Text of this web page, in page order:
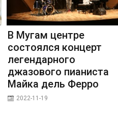
В Мугам центре
состоялся концерт
легендарного
джазового пианиста
Майка дель Ферро
2022-11-19